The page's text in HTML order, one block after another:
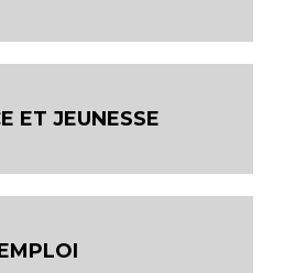
ET JEUNESSE